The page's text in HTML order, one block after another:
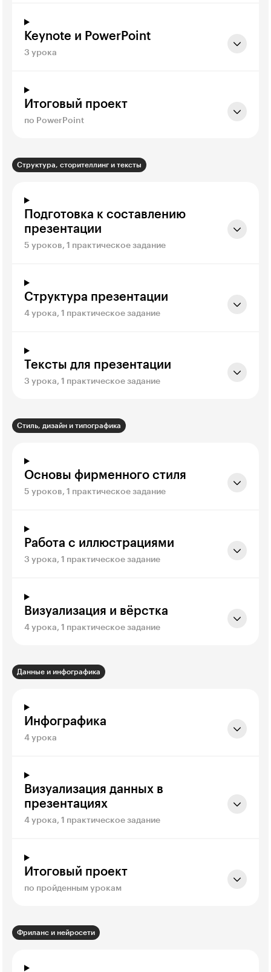
Keynote и PowerPoint
3 урока
Итоговый проект
по PowerPoint
Структура, сторителлинг и тексты
Подготовка к составлению
презентации
5 уроков, 1 практическое задание
Структура презентации
4 урока, 1 практическое задание
Тексты для презентации
3 урока, 1 практическое задание
Стиль, дизайн и типографика
Основы фирменного стиля
5 уроков, 1 практическое задание
Работа с иллюстрациями
3 урока, 1 практическое задание
Визуализация и вёрстка
4 урока, 1 практическое задание
Данные и инфографика
Инфографика
4 урока
Визуализация данных в
презентациях
4 урока, 1 практическое задание
Итоговый проект
по пройденным урокам
Фриланс и нейросети